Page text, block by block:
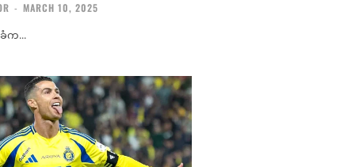
- MARCH 10, 2025
က...